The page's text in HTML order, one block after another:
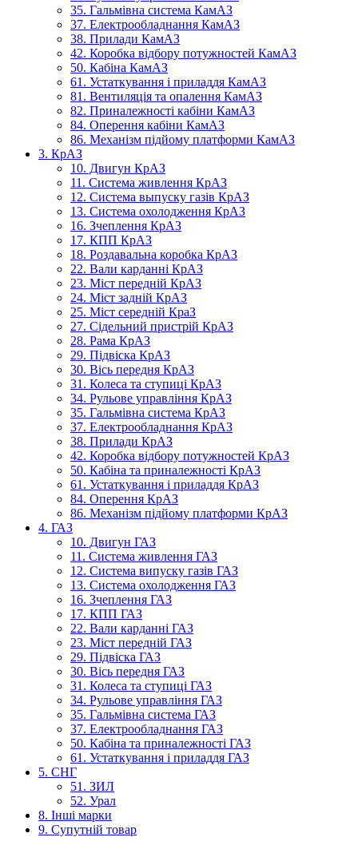
35. Гальмівна система КамАЗ
37. Електрообладнання КамАЗ
38. Прилади КамАЗ
42. Коробка відбору потужностей КамАЗ
50. Кабіна КамАЗ
61. Устаткування і приладдя КамАЗ
81. Вентиляція та опалення КамАЗ
82. Приналежності кабіни КамАЗ
84. Оперення кабіни КамАЗ
86. Механізм підйому платформи КамАЗ
3. КрАЗ
10. Двигун КрАЗ
11. Система живлення КрАЗ
12. Система выпуску газів КрАЗ
13. Система охолодження КрАЗ
16. Зчеплення КрАЗ
17. КПП КрАЗ
18. Роздавальна коробка КрАЗ
22. Вали карданні КрАЗ
23. Міст передній КрАЗ
24. Міст задній КрАЗ
25. Міст середній КраЗ
27. Сідельний пристрій КрАЗ
28. Рама КрАЗ
29. Підвіска КрАЗ
30. Вісь передня КрАЗ
31. Колеса та ступиці КрАЗ
34. Рульове управління КрАЗ
35. Гальмівна система КрАЗ
37. Електрообладнання КрАЗ
38. Прилади КрАЗ
42. Коробка відбору потужностей КрАЗ
50. Кабіна та приналежності КрАЗ
61. Устаткування і приладдя КрАЗ
84. Оперення КрАЗ
86. Механізм підйому платформи КрАЗ
4. ГАЗ
10. Двигун ГАЗ
11. Система живлення ГАЗ
12. Система випуску газів ГАЗ
13. Система охолодження ГАЗ
16. Зчеплення ГАЗ
17. КПП ГАЗ
22. Вали карданні ГАЗ
23. Міст передній ГАЗ
29. Підвіска ГАЗ
30. Вісь передня ГАЗ
31. Колеса та ступиці ГАЗ
34. Рульове управління ГАЗ
35. Гальмівна система ГАЗ
37. Електрообладнання ГАЗ
50. Кабіна та приналежності ГАЗ
61. Устаткування і приладдя ГАЗ
5. СНГ
51. ЗИЛ
52. Урал
8. Інші марки
9. Супутній товар